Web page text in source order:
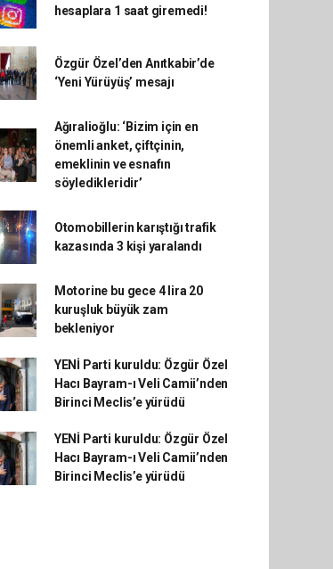
hesaplara 1 saat giremedi!
Özgür Özel’den Anıtkabir’de
‘Yeni Yürüyüş’ mesajı
Ağıralioğlu: ‘Bizim için en
önemli anket, çiftçinin,
emeklinin ve esnafın
söyledikleridir’
Otomobillerin karıştığı trafik
kazasında 3 kişi yaralandı
Motorine bu gece 4 lira 20
kuruşluk büyük zam
bekleniyor
YENİ Parti kuruldu: Özgür Özel
Hacı Bayram-ı Veli Camii’nden
Birinci Meclis’e yürüdü
YENİ Parti kuruldu: Özgür Özel
Hacı Bayram-ı Veli Camii’nden
Birinci Meclis’e yürüdü